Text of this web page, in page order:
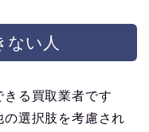
ない人
る買取業者です
選択肢を考慮され